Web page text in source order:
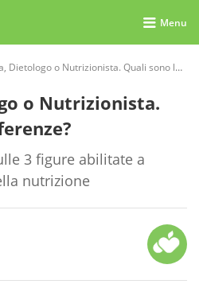
Menu
o Nutrizionista. Quali sono le differenze?
o Nutrizionista.
3 figure abilitate a
nutrizione